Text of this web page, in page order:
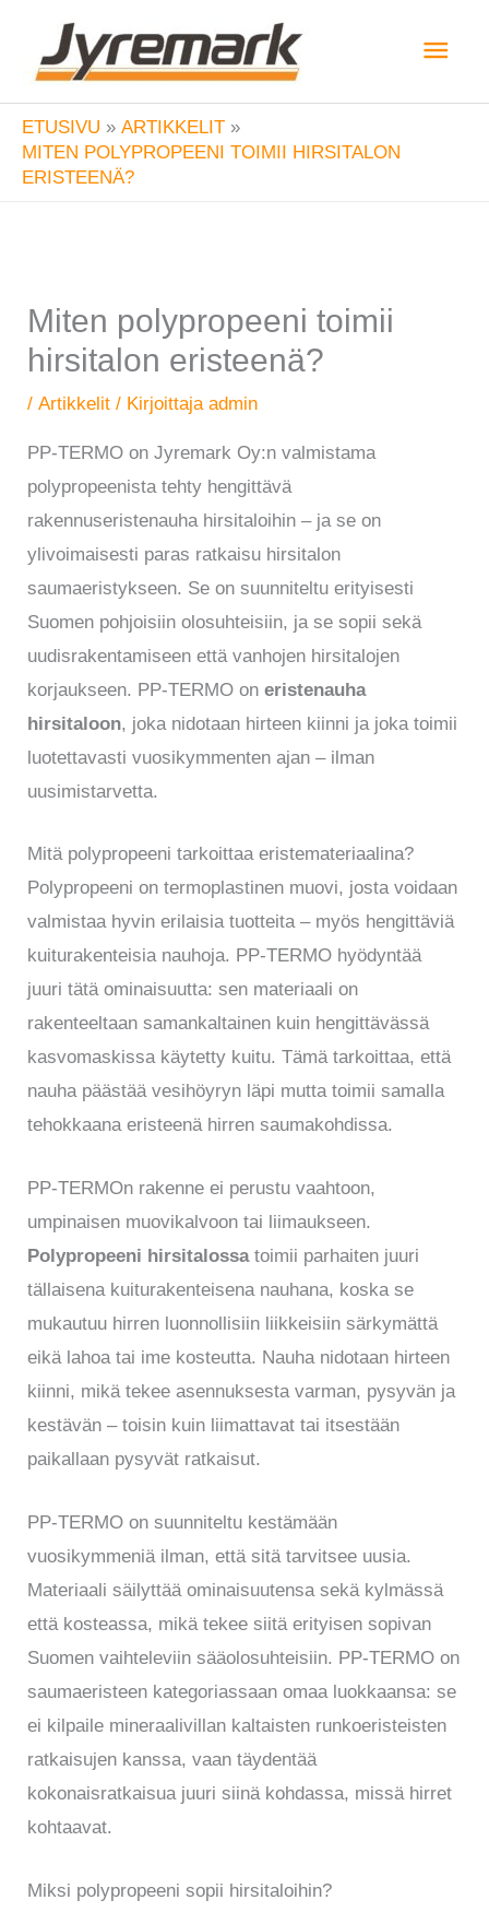
sisältöön
ETUSIVU
ARTIKKELIT
MITEN POLYPROPEENI TOIMII HIRSITALON
ERISTEENÄ?
Miten polypropeeni toimii
hirsitalon eristeenä?
/Artikkelit / Kirjoittajaadmin
PP-TERMO on Jyremark Oy:n valmistama
polypropeenista tehty hengittävä
rakennuseristenauha hirsitaloihin – ja se on
ylivoimaisesti paras ratkaisu hirsitalon
saumaeristykseen. Se on suunniteltu erityisesti
Suomen pohjoisiin olosuhteisiin, ja se sopii sekä
uudisrakentamiseen että vanhojen hirsitalojen
korjaukseen. PP-TERMO oneristenauha
hirsitaloon, joka nidotaan hirteen kiinni ja joka toimii
luotettavasti vuosikymmenten ajan – ilman
uusimistarvetta.
Mitä polypropeeni tarkoittaa eristemateriaalina?
Polypropeeni on termoplastinen muovi, josta voidaan
valmistaa hyvin erilaisia tuotteita – myös hengittäviä
kuiturakenteisia nauhoja. PP-TERMO hyödyntää
juuri tätä ominaisuutta: sen materiaali on
rakenteeltaan samankaltainen kuin hengittävässä
kasvomaskissa käytetty kuitu. Tämä tarkoittaa, että
nauha päästää vesihöyryn läpi mutta toimii samalla
tehokkaana eristeenä hirren saumakohdissa.
PP-TERMOn rakenne ei perustu vaahtoon,
umpinaisen muovikalvoon tai liimaukseen.
Polypropeeni hirsitalossatoimii parhaiten juuri
tällaisena kuiturakenteisena nauhana, koska se
mukautuu hirren luonnollisiin liikkeisiin särkymättä
eikä lahoa tai ime kosteutta. Nauha nidotaan hirteen
kiinni, mikä tekee asennuksesta varman, pysyvän ja
kestävän – toisin kuin liimattavat tai itsestään
paikallaan pysyvät ratkaisut.
PP-TERMO on suunniteltu kestämään
vuosikymmeniä ilman, että sitä tarvitsee uusia.
Materiaali säilyttää ominaisuutensa sekä kylmässä
että kosteassa, mikä tekee siitä erityisen sopivan
Suomen vaihteleviin sääolosuhteisiin. PP-TERMO on
saumaeristeen kategoriassaan omaa luokkaansa: se
ei kilpaile mineraalivillan kaltaisten runkoeristeisten
ratkaisujen kanssa, vaan täydentää
kokonaisratkaisua juuri siinä kohdassa, missä hirret
kohtaavat.
Miksi polypropeeni sopii hirsitaloihin?